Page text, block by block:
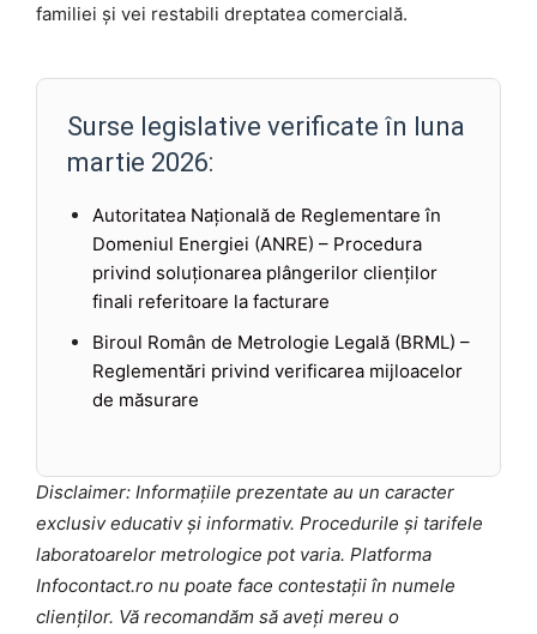
familiei și vei restabili dreptatea comercială.
Surse legislative verificate în luna
martie 2026:
Autoritatea Națională de Reglementare în
Domeniul Energiei (ANRE) – Procedura
privind soluționarea plângerilor clienților
finali referitoare la facturare
Biroul Român de Metrologie Legală (BRML) –
Reglementări privind verificarea mijloacelor
de măsurare
Disclaimer: Informațiile prezentate au un caracter
exclusiv educativ și informativ. Procedurile și tarifele
laboratoarelor metrologice pot varia. Platforma
Infocontact.ro nu poate face contestații în numele
clienților. Vă recomandăm să aveți mereu o